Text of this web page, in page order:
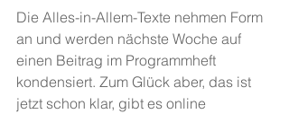
Die Alles-in-Allem-Texte nehmen Form
an und werden nächste Woche auf
einen Beitrag im Programmheft
kondensiert. Zum Glück aber, das ist
jetzt schon klar, gibt es online